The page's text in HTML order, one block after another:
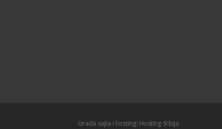
Izrada sajta i hosting: Hosting-Srbija .